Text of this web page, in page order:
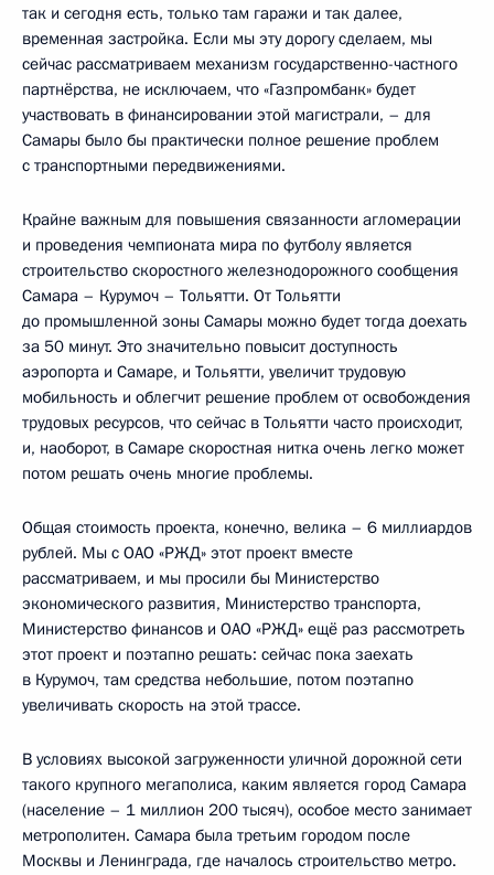
так и сегодня есть, только там гаражи и так далее,
временная застройка. Если мы эту дорогу сделаем, мы
сейчас рассматриваем механизм государственно-частного
партнёрства, не исключаем, что «Газпромбанк» будет
участвовать в финансировании этой магистрали, – для
Самары было бы практически полное решение проблем
с транспортными передвижениями.
Крайне важным для повышения связанности агломерации
и проведения чемпионата мира по футболу является
строительство скоростного железнодорожного сообщения
Самара – Курумоч – Тольятти. От Тольятти
до промышленной зоны Самары можно будет тогда доехать
за 50 минут. Это значительно повысит доступность
аэропорта и Самаре, и Тольятти, увеличит трудовую
мобильность и облегчит решение проблем от освобождения
трудовых ресурсов, что сейчас в Тольятти часто происходит,
и, наоборот, в Самаре скоростная нитка очень легко может
потом решать очень многие проблемы.
Общая стоимость проекта, конечно, велика – 6 миллиардов
рублей. Мы с ОАО «РЖД» этот проект вместе
рассматриваем, и мы просили бы Министерство
экономического развития, Министерство транспорта,
Министерство финансов и ОАО «РЖД» ещё раз рассмотреть
этот проект и поэтапно решать: сейчас пока заехать
в Курумоч, там средства небольшие, потом поэтапно
увеличивать скорость на этой трассе.
В условиях высокой загруженности уличной дорожной сети
такого крупного мегаполиса, каким является город Самара
(население – 1 миллион 200 тысяч), особое место занимает
метрополитен. Самара была третьим городом после
Москвы и Ленинграда, где началось строительство метро.